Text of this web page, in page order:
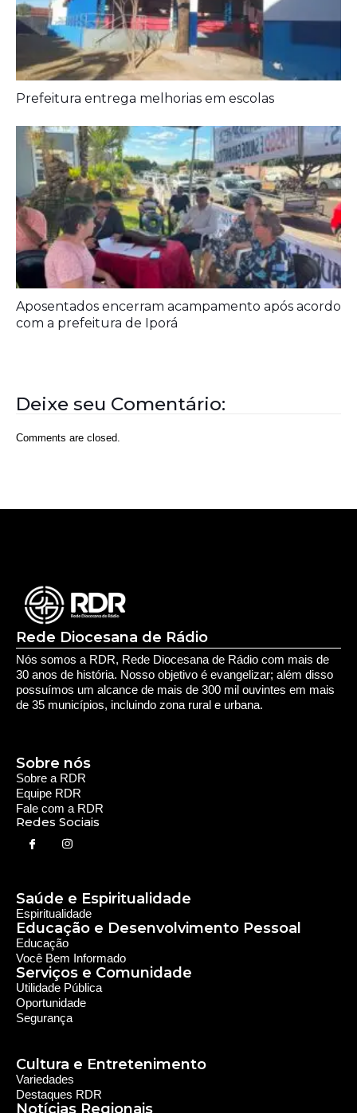
Prefeitura entrega melhorias em escolas
Aposentados encerram acampamento após acordo
com a prefeitura de Iporá
Deixe seu Comentário:
Comments are closed.
Rede Diocesana de Rádio
Nós somos a RDR, Rede Diocesana de Rádio com mais de
30 anos de história. Nosso objetivo é evangelizar; além disso
possuímos um alcance de mais de 300 mil ouvintes em mais
de 35 municípios, incluindo zona rural e urbana.
Sobre a RDR
Equipe RDR
Fale com a RDR
Redes Sociais
Sobre nós
Saúde e Espiritualidade
Espiritualidade
Educação e Desenvolvimento Pessoal
Educação
Você Bem Informado
Serviços e Comunidade
Utilidade Pública
Oportunidade
Segurança
Cultura e Entretenimento
Notícias Regionais
Variedades
Destaques RDR